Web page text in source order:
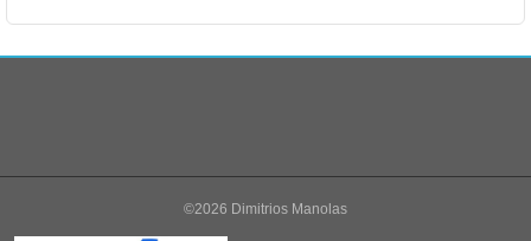
©2026 Dimitrios Manolas